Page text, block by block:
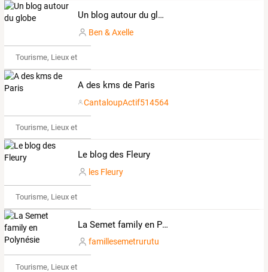
Un blog autour du globe
Ben & Axelle
Tourisme, Lieux et Événements
A des kms de Paris
CantaloupActif514564
Tourisme, Lieux et Événements
Le blog des Fleury
les Fleury
Tourisme, Lieux et Événements
La Semet family en Polynésie
famillesemetrurutu
Tourisme, Lieux et Événements